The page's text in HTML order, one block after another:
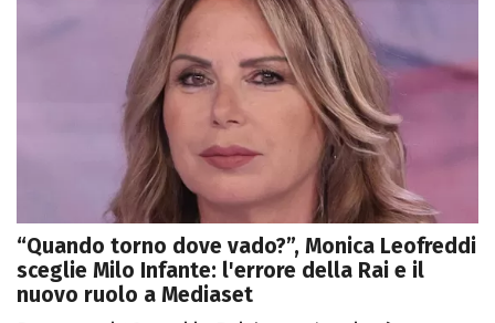
“Quando torno dove vado?”, Monica Leofreddi
sceglie Milo Infante: l'errore della Rai e il
nuovo ruolo a Mediaset